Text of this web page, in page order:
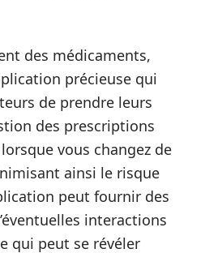
des médicaments,
précieuse qui
de prendre leurs
des prescriptions
vous changez de
ainsi le risque
peut fournir des
interactions
qui peut se révéler